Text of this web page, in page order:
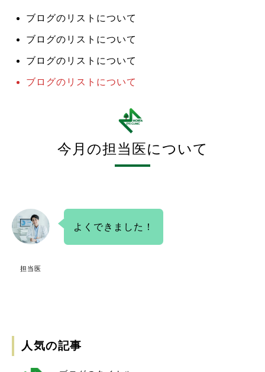
ブログのリストについて
ブログのリストについて
ブログのリストについて
ブログのリストについて
今月の担当医について
担当医
よくできました！
人気の記事